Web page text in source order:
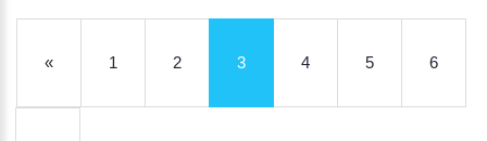
« 1 2 3 4 5 6